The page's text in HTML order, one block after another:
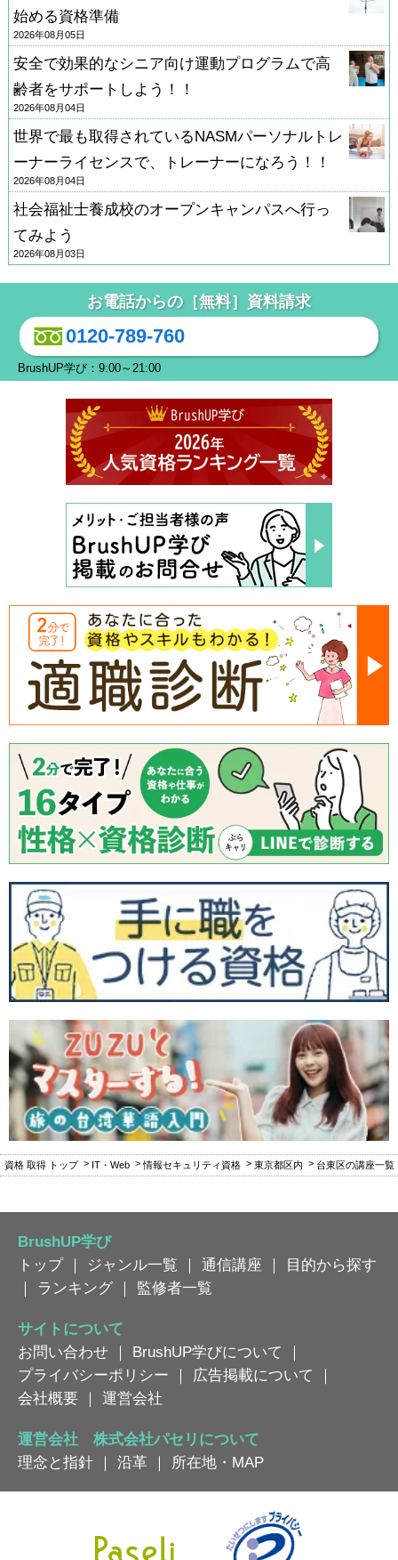
始める資格準備
2026年08月05日
安全で効果的なシニア向け運動プログラムで高
齢者をサポートしよう！！
2026年08月04日
世界で最も取得されているNASMパーソナルトレ
ーナーライセンスで、トレーナーになろう！！
2026年08月04日
社会福祉士養成校のオープンキャンパスへ行っ
てみよう
2026年08月03日
お電話からの［無料］資料請求
0120-789-760
BrushUP学び：9:00～21:00
資格 取得 トップ IT・Web 情報セキュリティ資格 東京都区内 台東区の講座一覧
BrushUP学び
トップ｜ ジャンル一覧 ｜ 通信講座 ｜
目的から探す
｜
ランキング ｜ 監修者一覧
サイトについて
お問い合わせ ｜ BrushUP学びについて
｜
プライバシーポリシー ｜ 広告掲載について
｜
会社概要 ｜ 運営会社
運営会社 株式会社パセリについて
理念と指針 ｜ 沿革 ｜ 所在地・MAP